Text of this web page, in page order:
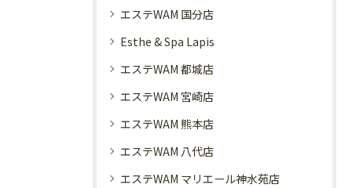
エステWAM 国分店
Esthe & Spa Lapis
エステWAM 都城店
エステWAM 宮崎店
エステWAM 熊本店
エステWAM 八代店
エステWAM マリエール神水苑店